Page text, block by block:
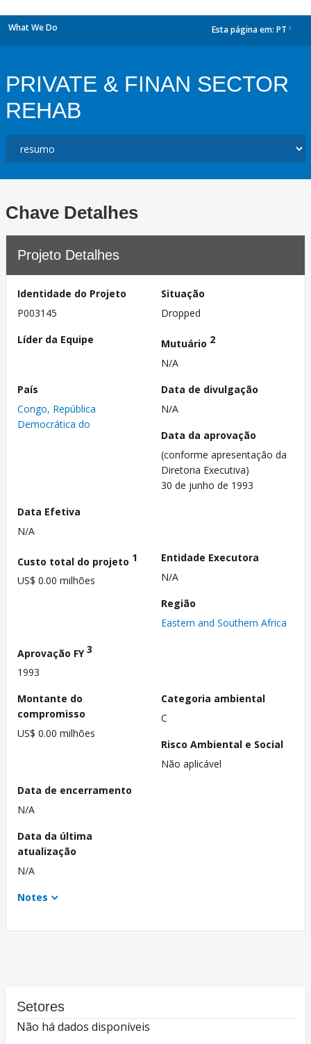
What We Do Esta página em: PT
PRIVATE & FINAN SECTOR
REHAB
Chave Detalhes
Projeto Detalhes
Identidade do Projeto
P003145
Situação
Dropped
Líder da Equipe
Mutuário 2
N/A
País
Congo, República
Democrática do
Data de divulgação
N/A
Data da aprovação
(conforme apresentação da
Diretoria Executiva)
30 de junho de 1993
Data Efetiva
N/A
Custo total do projeto 1
US$ 0.00 milhões
Entidade Executora
N/A
Região
Eastern and Southern Africa
Aprovação FY3
1993
Montante do
compromisso
US$ 0.00 milhões
Categoria ambiental
C
Risco Ambiental e Social
Não aplicável
Data de encerramento
N/A
Data da última
atualização
N/A
Notes
Setores
Não há dados disponíveis